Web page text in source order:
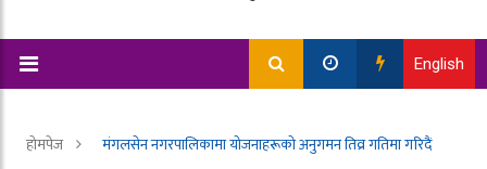
English
होमपेज मंगलसेन नगरपालिकामा योजनाहरूको अनुगमन तिव्र गतिमा गरिदैं